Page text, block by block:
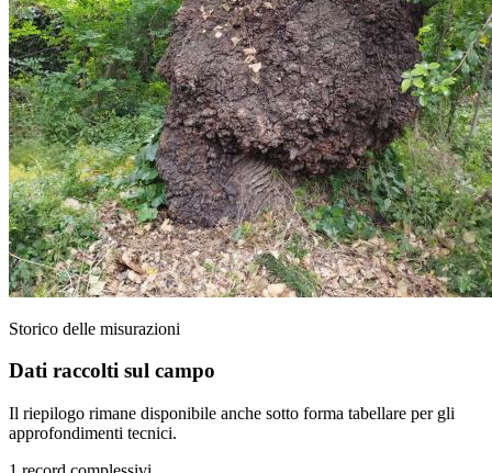
Storico delle misurazioni
Dati raccolti sul campo
Il riepilogo rimane disponibile anche sotto forma tabellare per gli
approfondimenti tecnici.